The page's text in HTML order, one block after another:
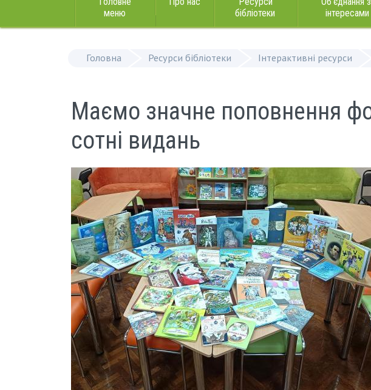
меню
бібліотеки
інтересами
Головна Ресурси бібліотеки Інтерактивні ресурси
Маємо значне поповнення
сотні видань